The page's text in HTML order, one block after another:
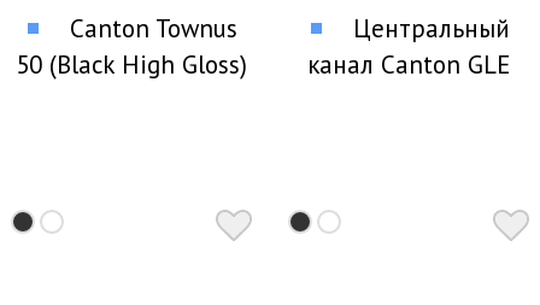
Canton Townus
50 (Black High Gloss)
Центральный
канал Canton GLE